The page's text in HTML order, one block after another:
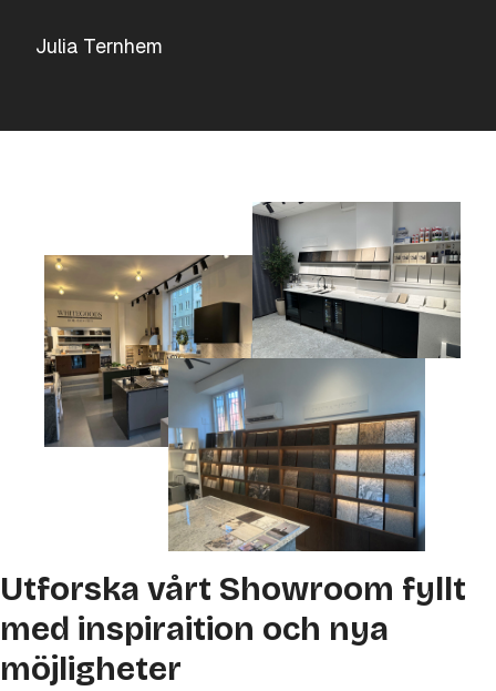
Julia Ternhem
Utforska vårt Showroom fyllt
med inspiraition och nya
möjligheter